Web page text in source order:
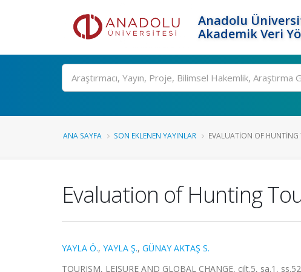
Anadolu
Akademik Veri
Ara
ANA SAYFA SON EKLENEN YAYINLAR EVALUATION OF HUNTING
Evaluation of Hunting
YAYLA Ö., YAYLA Ş., GÜNAY AKTAŞ S.
TOURISM, LEISURE AND GLOBAL CHANGE, cilt.5, sa.1,